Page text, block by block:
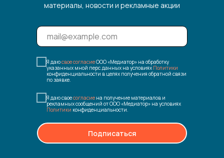
материалы, новости и рекламные акции
Я даюсвое согласиеООО «Медиатор» на обработку
указанных мной перс.данных на условиях Политики
конфиденциальности в целях получения обратной связи
по заявке.
Я даю своесогласие на получение материалов и
рекламных сообщений от ООО «Медиатор» на условиях
Политики конфиденциальности.
Подписаться